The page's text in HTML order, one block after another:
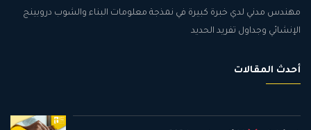
مهندس مدني لدي خبرة كبيرة في نمذجة معلومات البناء والشوب دروبينج
الإنشائي وجداول تفريد الحديد
أحدث المقالات